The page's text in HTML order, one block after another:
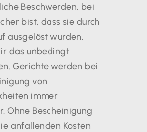
Beschwerden, bei
bist, dass sie durch
ausgelöst wurden,
das unbedingt
Gerichte werden bei
von
immer
Ohne Bescheinigung
anfallenden Kosten